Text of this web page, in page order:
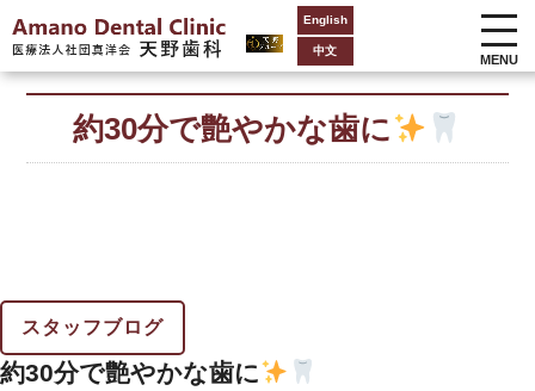
English
中文
MENU
約30分で艶やかな歯に
スタッフブログ
約30分で艶やかな歯に